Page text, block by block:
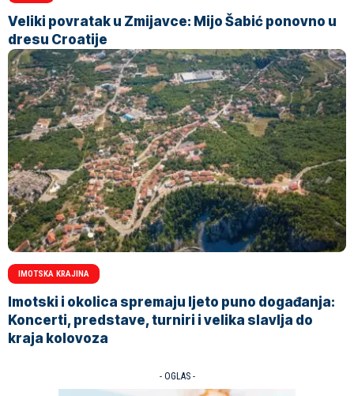
Veliki povratak u Zmijavce: Mijo Šabić ponovno u
dresu Croatije
IMOTSKA KRAJINA
Imotski i okolica spremaju ljeto puno događanja:
Koncerti, predstave, turniri i velika slavlja do
kraja kolovoza
- OGLAS -